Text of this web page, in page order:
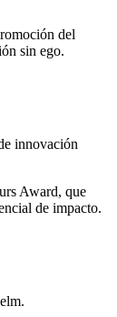
del
sin ego.
innovación
Award, que
de impacto.